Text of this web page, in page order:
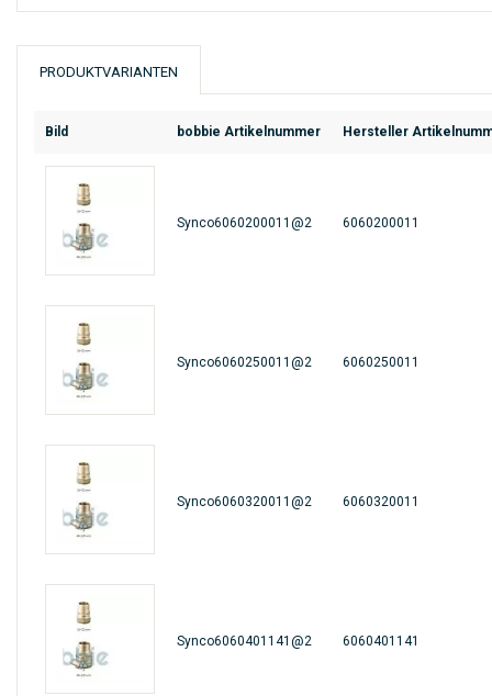
PRODUKTVARIANTEN
Bild bobbie Artikelnummer Hersteller
Synco6060200011@2 6060200011
Synco6060250011@2 6060250011
Synco6060320011@2 6060320011
Synco6060401141@2 6060401141